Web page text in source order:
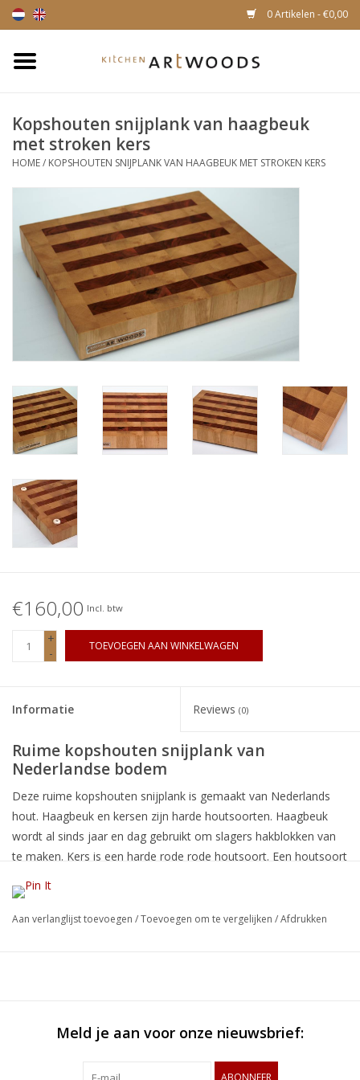
0 Artikelen - €0,00
Snijplanken
Kaasplankjes
Magnetische houten
messenhouders
Kopshouten snijplank van haagbeuk
met stroken kers
HOME/ KOPSHOUTEN SNIJPLANK VAN HAAGBEUK MET STROKEN KERS
€160,00 Incl. btw
+
-
TOEVOEGEN AAN WINKELWAGEN
Informatie Reviews (0)
Ruime kopshouten snijplank van
Nederlandse bodem
Deze ruime kopshouten snijplank is gemaakt van Nederlands
hout. Haagbeuk en kersen zijn harde houtsoorten. Haagbeuk
wordt al sinds jaar en dag gebruikt om slagers hakblokken van
te maken. Kers is een harde rode rode houtsoort. Een houtsoort
36 x 32 x 4,8 cm heeft deze kosphouten snijplank voldoende
ruimte om meerdere ingrediënten op klaar te maken. Wij
de scheepvaart is verantwoordelijk voor een groot deel van de
Aan verlanglijst toevoegen /Toevoegen om te vergelijken /Afdrukken
Meld je aan voor onze nieuwsbrief: